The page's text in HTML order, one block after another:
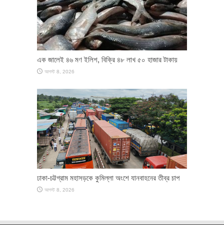
এক জালেই ৪৬ মণ ইলিশ, বিক্রি ৪৮ লাখ ৫০ হাজার টাকায়
আগস্ট 8, 2026
ঢাকা-চট্টগ্রাম মহাসড়কে কুমিল্লা অংশে যানবাহনের তীব্র চাপ
আগস্ট 8, 2026